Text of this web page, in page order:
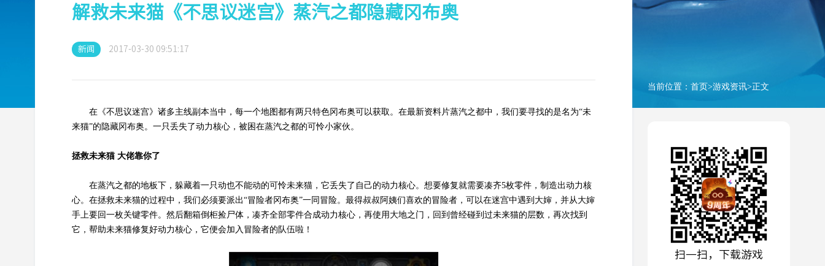
当前位置： 首页>游戏资讯>正文
解救未来猫《不思议迷宫》蒸汽之都隐藏冈布奥
新闻 2017-03-30 09:51:17
在《不思议迷宫》诸多主线副本当中，每一个地图都有两只特色冈布奥可以获取。在最新资料片蒸汽之都中，我们要寻找的是名为“未
来猫”的隐藏冈布奥。一只丢失了动力核心，被困在蒸汽之都的可怜小家伙。
拯救未来猫 大佬靠你了
在蒸汽之都的地板下，躲藏着一只动也不能动的可怜未来猫，它丢失了自己的动力核心。想要修复就需要凑齐5枚零件，制造出动力核
心。在拯救未来猫的过程中，我们必须要派出“冒险者冈布奥”一同冒险。最得叔叔阿姨们喜欢的冒险者，可以在迷宫中遇到大婶，并从大婶
手上要回一枚关键零件。然后翻箱倒柜捡尸体，凑齐全部零件合成动力核心，再使用大地之门，回到曾经碰到过未来猫的层数，再次找到
它，帮助未来猫修复好动力核心，它便会加入冒险者的队伍啦！
扫一扫，下载游戏